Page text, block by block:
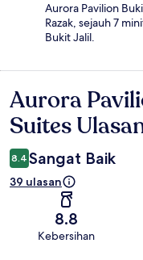
Aurora Pavilion
Razak, sejauh 7
Bukit Jalil.
Ulasan
Aurora
Suites
8.4 Sangat Baik
39 ulasan
8.8
Kebersihan